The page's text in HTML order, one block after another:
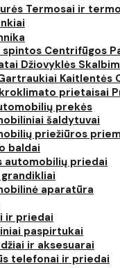
Termosai ir
spintos Centrifūgos
Džiovyklės
Kaitlentės
prietaisai
prekės
šaldytuvai
priežiūros
baldai
automobilių priedai
grandikliai
aparatūra
ir priedai
paspirtukai
ir aksesuarai
telefonai ir priedai